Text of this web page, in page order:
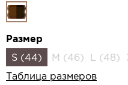
Размер
S (44)
M (46) L (48)
Таблица размеров